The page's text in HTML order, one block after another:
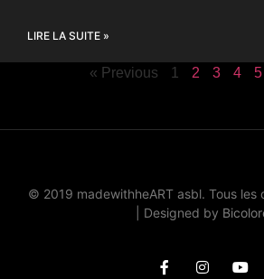
LIRE LA SUITE »
« Previous 1 2 3 4 5
© 2019 madewithheART asbl. Tous les
Designed by